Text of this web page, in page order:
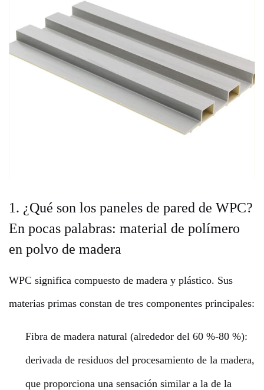
1. ¿Qué son los paneles de pared de WPC?
En pocas palabras: material de polímero
en polvo de madera
WPC significa compuesto de madera y plástico. Sus
materias primas constan de tres componentes principales:
Fibra de madera natural (alrededor del 60 %-80 %):
derivada de residuos del procesamiento de la madera,
que proporciona una sensación similar a la de la